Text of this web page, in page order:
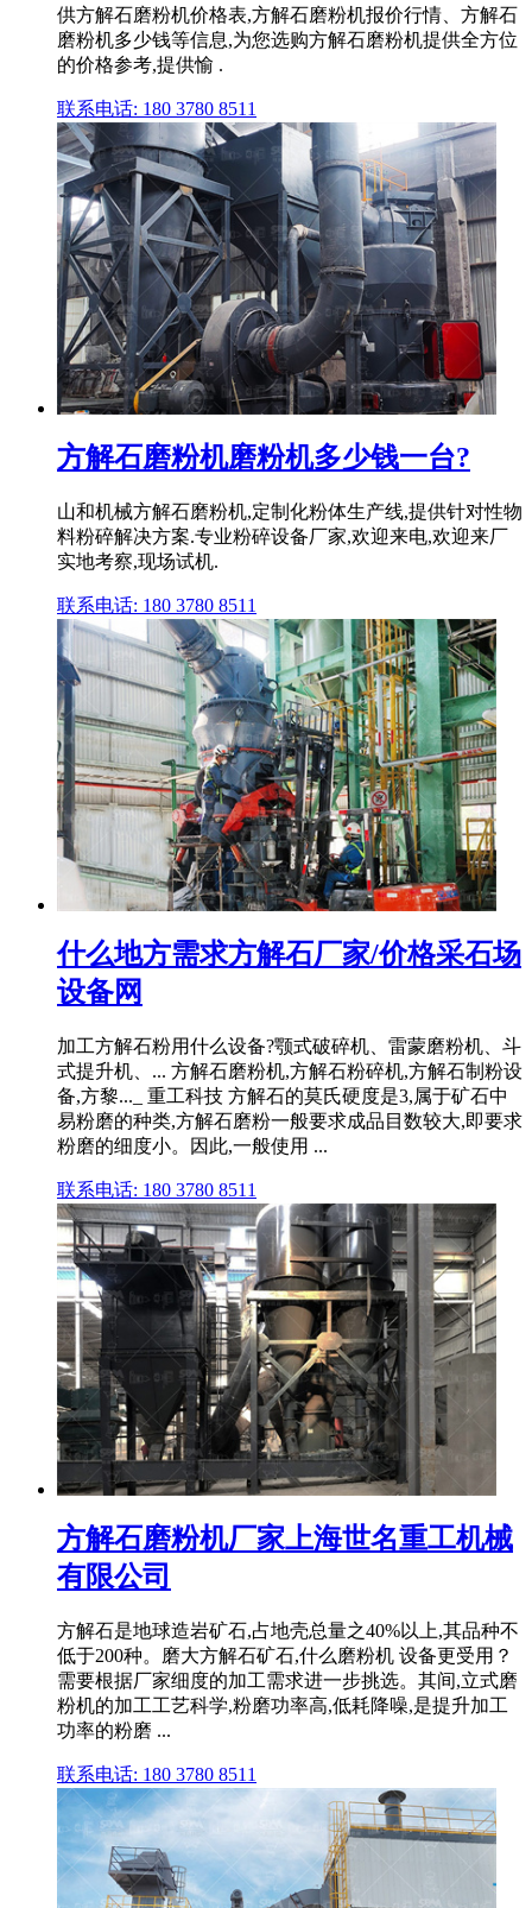
供方解石磨粉机价格表,方解石磨粉机报价行情、方解石
磨粉机多少钱等信息,为您选购方解石磨粉机提供全方位
的价格参考,提供愉 .
联系电话: 180 3780 8511
方解石磨粉机磨粉机多少钱一台?
山和机械方解石磨粉机,定制化粉体生产线,提供针对性物
料粉碎解决方案.专业粉碎设备厂家,欢迎来电,欢迎来厂
实地考察,现场试机.
联系电话: 180 3780 8511
什么地方需求方解石厂家/价格采石场
设备网
加工方解石粉用什么设备?颚式破碎机、雷蒙磨粉机、斗
式提升机、... 方解石磨粉机,方解石粉碎机,方解石制粉设
备,方黎..._ 重工科技 方解石的莫氏硬度是3,属于矿石中
易粉磨的种类,方解石磨粉一般要求成品目数较大,即要求
粉磨的细度小。因此,一般使用 ...
联系电话: 180 3780 8511
方解石磨粉机厂家上海世名重工机械
有限公司
方解石是地球造岩矿石,占地壳总量之40%以上,其品种不
低于200种。磨大方解石矿石,什么磨粉机 设备更受用？
需要根据厂家细度的加工需求进一步挑选。其间,立式磨
粉机的加工工艺科学,粉磨功率高,低耗降噪,是提升加工
功率的粉磨 ...
联系电话: 180 3780 8511